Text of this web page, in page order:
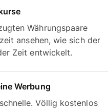
Währungspaare
ansehen, wie sich der
Zeit entwickelt.
Werbung
Völlig kostenlos